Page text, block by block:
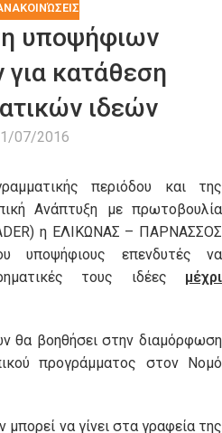
υποψήφιων
κατάθεση
ιδεών
07/2016
περιόδου και της
Ανάπτυξη με πρωτοβουλία
η ΕΛΙΚΩΝΑΣ – ΠΑΡΝΑΣΣΟΣ
υποψήφιους επενδυτές να
τους ιδέες μέχρι
θα βοηθήσει στην διαμόρφωση
προγράμματος στον Νομό
να γίνει στα γραφεία της